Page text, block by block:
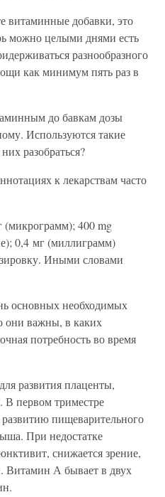
витаминные добавки, это
можно целыми днями есть
разнообразного
как минимум пять раз в
до бавкам дозы
Используются такие
разобраться?
к лекарствам часто
400 mg
0,4 мг (миллиграмм)
Иными словами
основных необходимых
они важны, в каких
потребность во время
развития плаценты,
В первом триместре
пищеварительного
При недостатке
снижается зрение,
Витамин А бывает в двух